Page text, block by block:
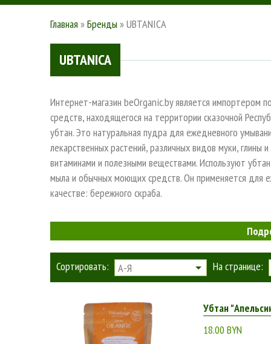
Главная »Бренды »UBTANICA
UBTANICA
Интернет-магазин beOrganic.by является импортером
средств, находящегося на территории сказочной
убтан. Это натуральная пудра для ежедневного
лекарственных растений, различных видов муки,
витаминами и полезными веществами. Используют
мыла и обычных моющих средств. Он применяется для
качестве: бережного скраба.
Сортировать: А-Я На странице:
Убтан
18.00 BYN